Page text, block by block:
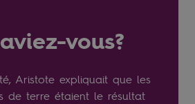
vous?
Aristote expliquait que les
de terre étaient le résultat